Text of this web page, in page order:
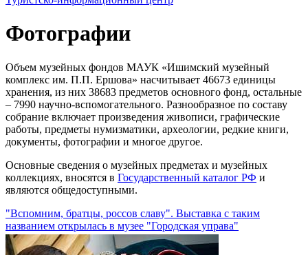
Фотографии
Объем музейных фондов МАУК «Ишимский музейный
комплекс им. П.П. Ершова» насчитывает 46673 единицы
хранения, из них 38683 предметов основного фонд, остальные
– 7990 научно-вспомогательного. Разнообразное по составу
собрание включает произведения живописи, графические
работы, предметы нумизматики, археологии, редкие книги,
документы, фотографии и многое другое.
Основные сведения о музейных предметах и музейных
коллекциях, вносятся в Государственный каталог РФ и
являются общедоступными.
"Вспомним, братцы, россов славу". Выставка с таким
названием открылась в музее "Городская управа"